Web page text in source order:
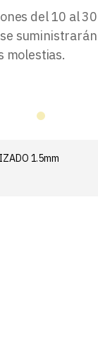
del 10 al 30
suministrarán
molestias.
1.5mm